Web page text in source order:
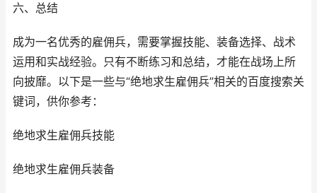
六、总结
成为一名优秀的雇佣兵，需要掌握技能、装备选择、战术
运用和实战经验。只有不断练习和总结，才能在战场上所
向披靡。以下是一些与“绝地求生雇佣兵”相关的百度搜索关
键词，供你参考：
绝地求生雇佣兵技能
绝地求生雇佣兵装备